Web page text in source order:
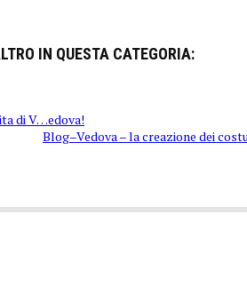
IN QUESTA CATEGORIA:
di V…edova!
Blog–Vedova – la creazione dei